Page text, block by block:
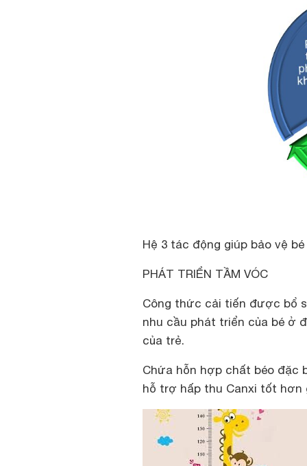
Hệ 3 tác động giúp bảo vệ
PHÁT TRIỂN TẦM VÓC
Công thức cải tiến được bổ
nhu cầu phát triển của bé ở
của trẻ.
Chứa hỗn hợp chất béo
hỗ trợ hấp thu Canxi tốt hơn